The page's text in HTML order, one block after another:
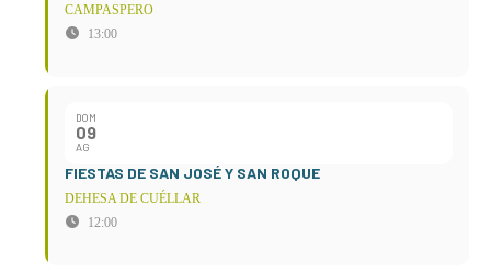
CAMPASPERO
13:00
DOM
09
AG
FIESTAS DE SAN JOSÉ Y SAN ROQUE
DEHESA DE CUÉLLAR
12:00